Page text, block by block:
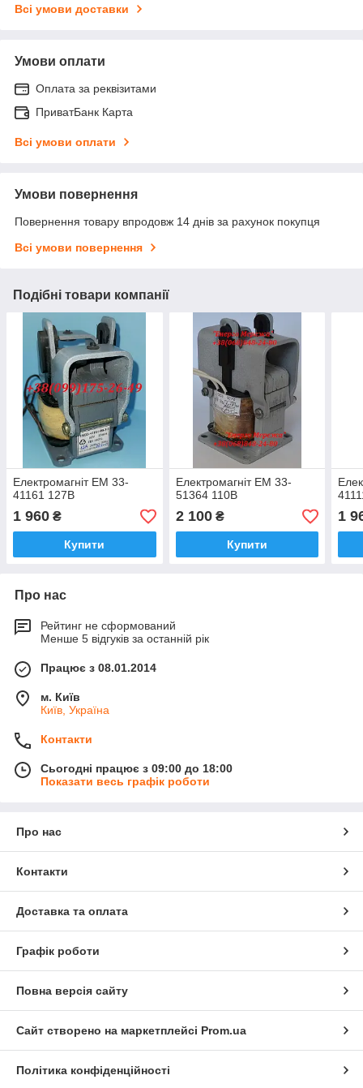
Всі умови доставки
Умови оплати
Оплата за реквізитами
ПриватБанк Карта
Всі умови оплати
Умови повернення
Повернення товару впродовж 14 днів за рахунок покупця
Всі умови повернення
Подібні товари компанії
Електромагніт ЕМ 33-
41161 127В
1 960 ₴
Купити
Електромагніт ЕМ 33-
51364 110В
2 100₴
Купити
1
Про нас
Рейтинг не сформований
Менше 5 відгуків за останній рік
Працює з 08.01.2014
м. Київ
Київ, Україна
Контакти
Сьогодні працює з 09:00 до 18:00
Показати весь графік роботи
Про нас
Контакти
Доставка та оплата
Графік роботи
Повна версія сайту
Сайт створено на маркетплейсі Prom.ua
Політика конфіденційності